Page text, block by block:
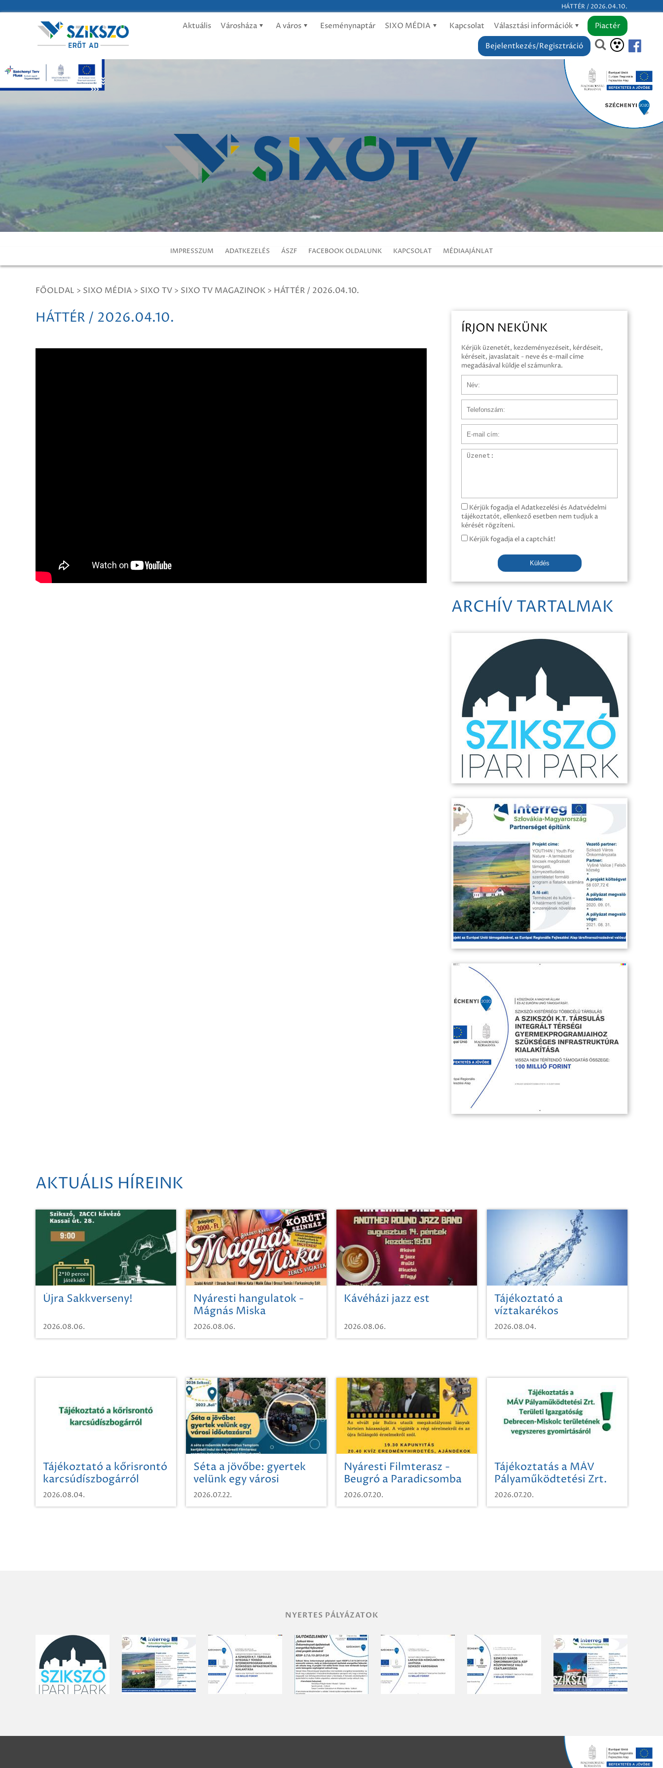
HÁTTÉR / 2026.04.10.
Aktuális Városháza A város Eseménynaptár SIXO MÉDIA Kapcsolat Választási információk
Piactér
Bejelentkezés/Regisztráció
IMPRESSZUM ADATKEZELÉS ÁSZF FACEBOOK OLDALUNK KAPCSOLAT MÉDIAAJÁNLAT
FŐOLDAL > SIXO MÉDIA > SIXO TV > SIXO TV MAGAZINOK > HÁTTÉR / 2026.04.10.
HÁTTÉR / 2026.04.10.
ÍRJON NEKÜNK
Kérjük üzenetét, kezdeményezéseit, kérdéseit,
kéréseit, javaslatait - neve és e-mail címe
megadásával küldje el számunkra.
Üzenet
Kérjük fogadja el Adatkezelési és Adatvédelmi
tájékoztatót, ellenkező esetben nem tudjuk a
kérését rögzíteni.
Kérjük fogadja el a captchát!
Küldés
ARCHÍV TARTALMAK
AKTUÁLIS HÍREINK
Újra Sakkverseny!
2026.08.06.
Nyáresti hangulatok -
Mágnás Miska
2026.08.06.
Kávéházi jazz est
2026.08.06.
Tájékoztató a
víztakarékos
vízhasználatról
2026.08.04.
Tájékoztató a kőrisrontó
karcsúdíszbogárról
2026.08.04.
Séta a jövőbe: gyertek
velünk egy városi
időutazásra!
2026.07.22.
Nyáresti Filmterasz -
Beugró a Paradicsomba
2026.07.20.
Tájékoztatás a MÁV
Pályaműködtetési Zrt.
Területi Igazgatóság
Debrecen-Miskolc
2026.07.20.
NYERTES PÁLYÁZATOK